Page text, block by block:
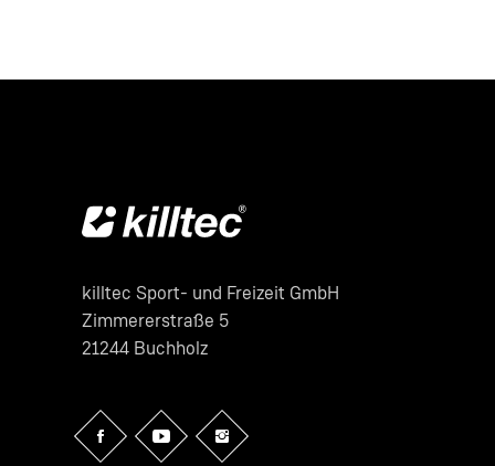
killtec Sport- und Freizeit GmbH
Zimmererstraße 5
21244 Buchholz